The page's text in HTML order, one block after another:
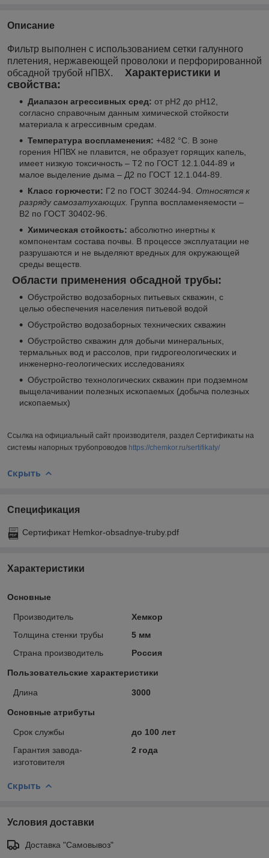
Описание
Фильтр выполнен с использованием сетки галунного
плетения, нержавеющей проволоки и перфорированной
обсадной трубой нПВХ.
Характеристики и
свойства:
Диапазон агрессивных сред: от рН2 до рН12,
согласно справочным данным химической стойкости
материала к агрессивным средам.
Температура воспламенения: +482 °С. В зоне
горения НПВХ не плавится, не образует горящих капель,
имеет низкую токсичность – Т2 по ГОСТ 12.1.044-89 и
малое выделение дыма – Д2 по ГОСТ 12.1.044-89.
Класс горючести: Г2 по ГОСТ 30244-94. Относятся к
разряду самозатухающих. Группа воспламеняемости –
В2 по ГОСТ 30402-96.
Химическая стойкость: абсолютно инертны к
компонентам состава почвы. В процессе эксплуатации не
разрушаются и не выделяют вредных для окружающей
среды веществ.
Области применения обсадной трубы:
Обустройство водозаборных питьевых скважин, с
целью обеспечения населения питьевой водой
Обустройство водозаборных технических скважин
Обустройство скважин для добычи минеральных,
термальных вод и рассолов, при гидрогеологических и
инженерно-геологических исследованиях
Обустройство технологических скважин при подземном
выщелачивании полезных ископаемых (добыча полезных
ископаемых)
Ссылка на официальный сайт производителя, раздел Сертификаты на
системы напорных трубопроводов https://chemkor.ru/sertifikaty/
Скрыть
Спецификация
Сертификат Hemkor-obsadnye-truby.pdf
Характеристики
Основные
Производитель
Хемкор
Толщина стенки трубы
5 мм
Страна производитель
Россия
Пользовательские характеристики
Длина 3000
Основные атрибуты
Срок службы
до 100 лет
Гарантия завода-
изготовителя
2 года
Скрыть
Условия доставки
Доставка "Самовывоз"